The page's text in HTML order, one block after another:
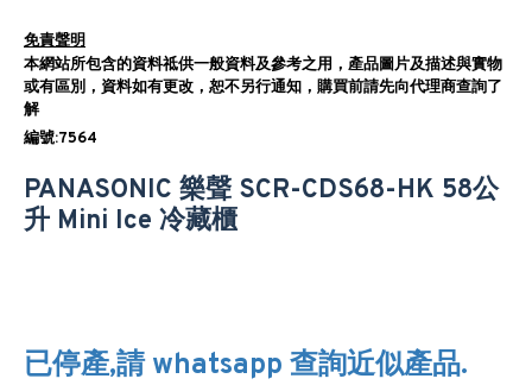
免責聲明
本網站所包含的資料祗供一般資料及參考之用，產品圖片及描述與實物
或有區別，資料如有更改，恕不另行通知，購買前請先向代理商查詢了
解
編號:7564
PANASONIC 樂聲 SCR-CDS68-HK 58公
升 Mini Ice 冷藏櫃
已停產,請 whatsapp 查詢近似產品.